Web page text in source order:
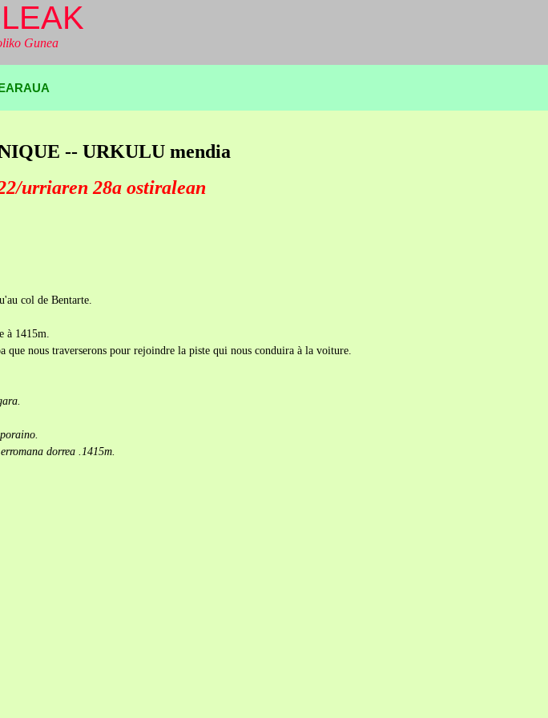
Gunea
-- URKULU mendia
urriaren 28a ostiralean
col de Bentarte.
à 1415m.
que nous traverserons pour rejoindre la piste qui nous conduira à la voiture.
dorrea .1415m.